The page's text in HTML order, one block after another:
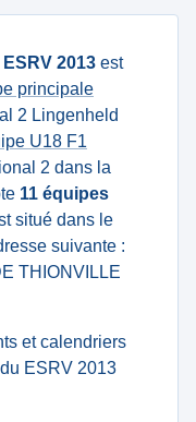
ESRV 2013 est
principale
2 Lingenheld
U18 F1
2 dans la
11 équipes
situé dans le
suivante :
THIONVILLE
et calendriers
ESRV 2013